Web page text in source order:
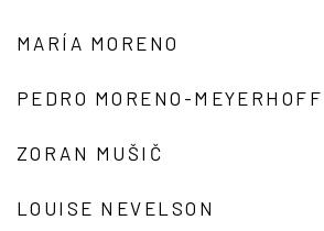
MARÍA MORENO
PEDRO MORENO-MEYERHOFF
ZORAN MUŠIČ
LOUISE NEVELSON